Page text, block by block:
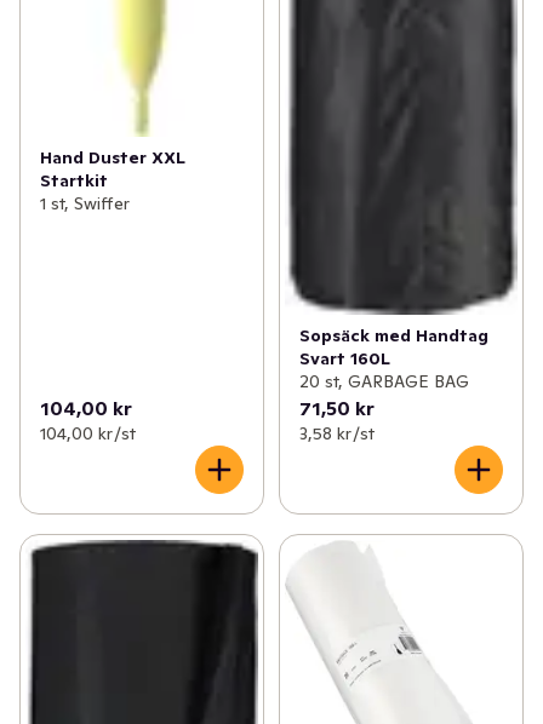
Hand Duster XXL
Startkit
1 st, Swiffer
104,00 kr
104,00 kr /st
Sopsäck med Handtag
Svart 160L
20 st, GARBAGE BAG
71,50 kr
3,58 kr /st